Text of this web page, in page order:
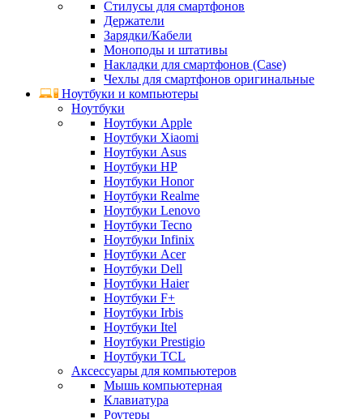
Стилусы для смартфонов
Держатели
Зарядки/Кабели
Моноподы и штативы
Накладки для смартфонов (Case)
Чехлы для смартфонов оригинальные
Ноутбуки и компьютеры
Ноутбуки
Ноутбуки Apple
Ноутбуки Xiaomi
Ноутбуки Asus
Ноутбуки HP
Ноутбуки Honor
Ноутбуки Realme
Ноутбуки Lenovo
Ноутбуки Tecno
Ноутбуки Infinix
Ноутбуки Acer
Ноутбуки Dell
Ноутбуки Haier
Ноутбуки F+
Ноутбуки Irbis
Ноутбуки Itel
Ноутбуки Prestigio
Ноутбуки TCL
Аксессуары для компьютеров
Мышь компьютерная
Клавиатура
Роутеры